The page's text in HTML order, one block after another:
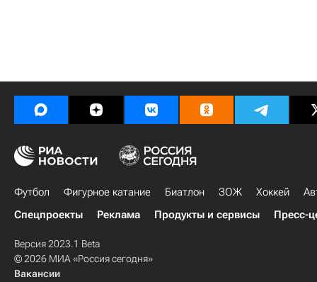
Футбол Фигурное катание Биатлон ЗОЖ Хоккей
Спецпроекты
Реклама Продукты и сервисы Пресс-
Версия 2023.1 Beta
© 2026 МИА «Россия сегодня»
Вакансии